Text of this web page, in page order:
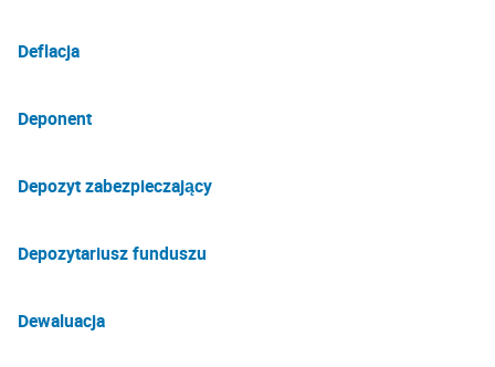
Deflacja
Deponent
Depozyt zabezpieczający
Depozytariusz funduszu
Dewaluacja